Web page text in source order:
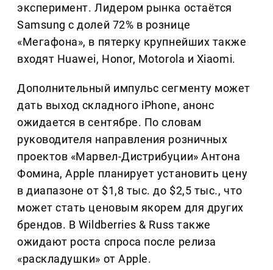
эксперимент. Лидером рынка остаётся
Samsung с долей 72% в рознице
«Мегафона», в пятерку крупнейших также
входят Huawei, Honor, Motorola и Xiaomi.
Дополнительный импульс сегменту может
дать выход складного iPhone, анонс
ожидается в сентябре. По словам
руководителя направления розничных
проектов «Марвел-Дистрибуции» Антона
Фомина, Apple планирует установить цену
в диапазоне от $1,8 тыс. до $2,5 тыс., что
может стать ценовым якорем для других
брендов. В Wildberries & Russ также
ожидают роста спроса после релиза
«раскладушки» от Apple.